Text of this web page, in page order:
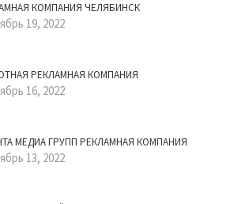
КОМПАНИЯ ЧЕЛЯБИНСК
19, 2022
РЕКЛАМНАЯ КОМПАНИЯ
16, 2022
МЕДИА ГРУПП РЕКЛАМНАЯ КОМПАНИЯ
13, 2022